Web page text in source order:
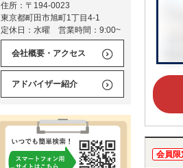
会員限
住所：〒194-0023
東京都町田市旭町1丁目4-1
定休日：水曜 営業時間：9:00~
会社概要・アクセス
アドバイザー紹介